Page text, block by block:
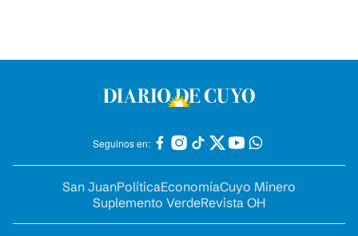
Seguinos en:
San JuanPolíticaEconomíaCuyo Minero
Suplemento VerdeRevista OH